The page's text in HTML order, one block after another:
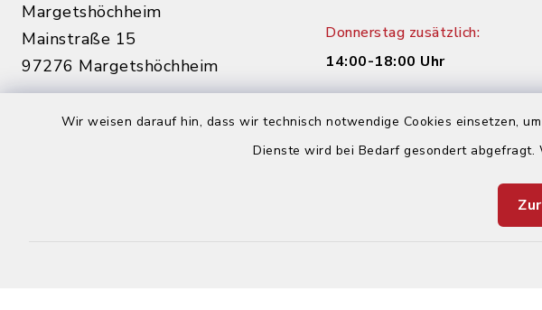
Wir weisen darauf hin, dass wir technisch notwendige Cookies einsetzen,
Dienste wird bei Bedarf gesondert
Margetshöchheim
Mainstraße 15
97276 Margetshöchheim
Donnerstag zusätzlich:
14:00-18:00 Uhr